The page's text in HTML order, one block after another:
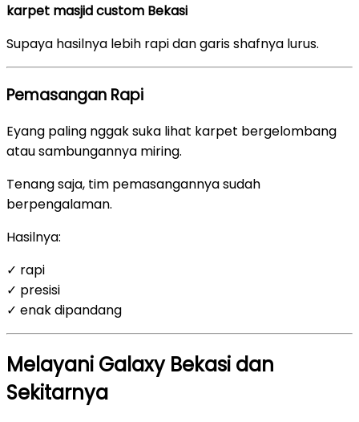
karpet masjid custom Bekasi
Supaya hasilnya lebih rapi dan garis shafnya lurus.
Pemasangan Rapi
Eyang paling nggak suka lihat karpet bergelombang
atau sambungannya miring.
Tenang saja, tim pemasangannya sudah
berpengalaman.
Hasilnya:
✓ rapi
✓ presisi
✓ enak dipandang
Melayani Galaxy Bekasi dan
Sekitarnya